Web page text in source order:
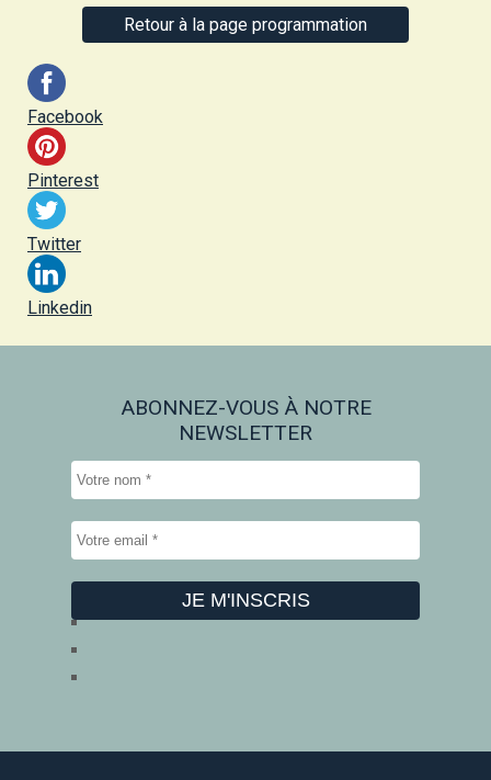
Retour à la page programmation
Facebook
Pinterest
Twitter
Linkedin
ABONNEZ-VOUS À NOTRE
NEWSLETTER